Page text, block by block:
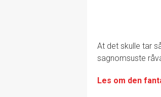
At det skulle tar
sagnomsuste
Les om den